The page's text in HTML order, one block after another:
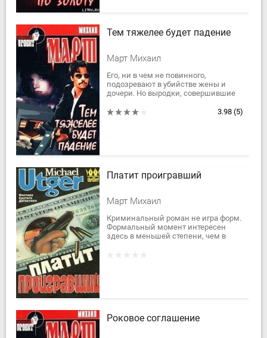
Тем тяжелее будет падение
Март Михаил
Его, ни в чем не повинного,
подозревают в убийстве жены и
дочери. Но выродки, совершившие
какого жестокого, расчетливого и
3.98 (5)
Платит проигравший
Март Михаил
Криминальный роман не игра форм.
Формальный момент интересен
здесь в меньшей степени, чем в
Роковое соглашение